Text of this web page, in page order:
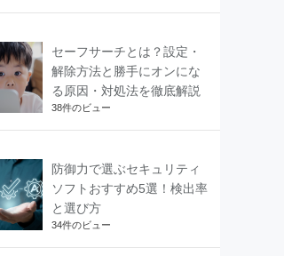
セーフサーチとは？設定・
解除方法と勝手にオンにな
る原因・対処法を徹底解説
38件のビュー
防御力で選ぶセキュリティ
ソフトおすすめ5選！検出率
と選び方
34件のビュー